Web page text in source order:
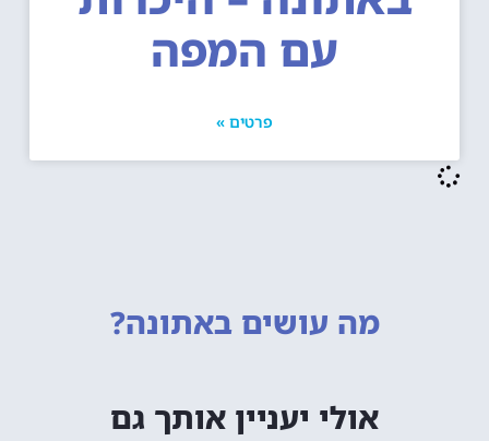
עם המפה
מה עושים באתונה?
אולי יעניין אותך גם